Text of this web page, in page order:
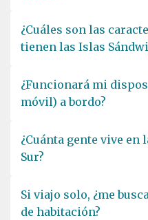
¿Cuáles son las
tienen las Islas
¿Funcionará mi
móvil) a bordo?
¿Cuánta gente vive en
Sur?
Si viajo solo, ¿me
de habitación?